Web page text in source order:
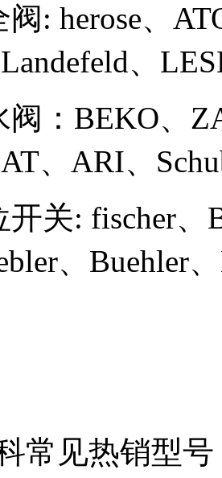
: herose、
Landefeld、
： BEKO、
、 ARI、
关: fischer、
、 Buehler、
常见热销型号